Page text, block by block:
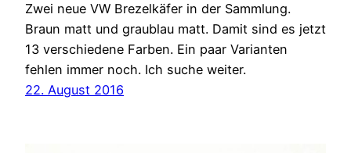
Zwei neue VW Brezelkäfer in der Sammlung.
Braun matt und graublau matt. Damit sind es jetzt
13 verschiedene Farben. Ein paar Varianten
fehlen immer noch. Ich suche weiter.
22. August 2016